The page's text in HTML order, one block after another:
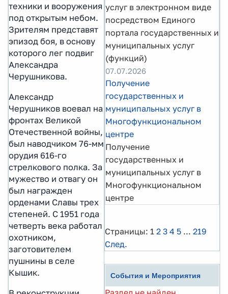
техники и вооружения
под открытым небом.
Зрителям представят
эпизод боя, в основу
которого лег подвиг
Александра
Черушникова.
Александр
Черушников воевал на
фронтах Великой
Отечественной войны,
был наводчиком 76-мм
орудия 616-го
стрелкового полка. За
мужество и отвагу он
был награжден
орденами Славы трех
степеней. С 1951 года
четверть века работал
охотником,
заготовителем
пушнины в селе
Кышик.
услуг в электронном виде
посредством Единого
портала государственных и
муниципальных услуг
(функций)
07.07.2026
Получение
государственных и
муниципальных услуг в
Многофункциональном
центре
Получение
государственных и
муниципальных услуг в
Многофункциональном
центре
Страницы: 1 2 3 4 5 ... 219
След.
События и Мероприятия